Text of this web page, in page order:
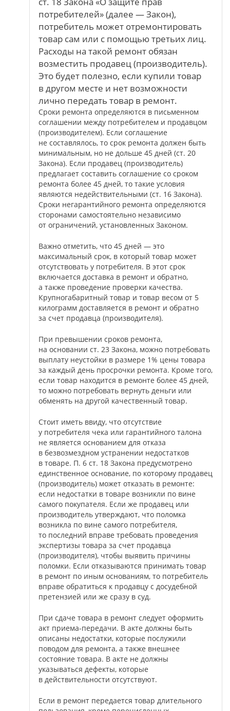
потребителей» (далее — Закон),
потребитель может отремонтировать
товар сам или с помощью третьих лиц.
Расходы на такой ремонт обязан
возместить продавец (производитель).
Это будет полезно, если купили товар
в другом месте и нет возможности
лично передать товар в ремонт.
Сроки ремонта определяются в письменном
соглашении между потребителем и продавцом
(производителем). Если соглашение
не составлялось, то срок ремонта должен быть
минимальным, но не дольше 45 дней (ст. 20
Закона). Если продавец (производитель)
предлагает составить соглашение со сроком
ремонта более 45 дней, то такие условия
являются недействительными (ст. 16 Закона).
Сроки негарантийного ремонта определяются
сторонами самостоятельно независимо
от ограничений, установленных Законом.
Важно отметить, что 45 дней — это
максимальный срок, в который товар может
отсутствовать у потребителя. В этот срок
включается доставка в ремонт и обратно,
а также проведение проверки качества.
Крупногабаритный товар и товар весом от 5
килограмм доставляется в ремонт и обратно
за счет продавца (производителя).
При превышении сроков ремонта,
на основании ст. 23 Закона, можно потребовать
выплату неустойки в размере 1% цены товара
за каждый день просрочки ремонта. Кроме того,
если товар находится в ремонте более 45 дней,
то можно потребовать вернуть деньги или
обменять на другой качественный товар.
Стоит иметь ввиду, что отсутствие
у потребителя чека или гарантийного талона
не является основанием для отказа
в безвозмездном устранении недостатков
в товаре. П. 6 ст. 18 Закона предусмотрено
единственное основание, по которому продавец
(производитель) может отказать в ремонте:
если недостатки в товаре возникли по вине
самого покупателя. Если же продавец или
производитель утверждают, что поломка
возникла по вине самого потребителя,
то последний вправе требовать проведения
экспертизы товара за счет продавца
(производителя), чтобы выявить причины
поломки. Если отказываются принимать товар
в ремонт по иным основаниям, то потребитель
вправе обратиться к продавцу с досудебной
претензией или же сразу в суд.
При сдаче товара в ремонт следует оформить
акт приема-передачи. В акте должны быть
описаны недостатки, которые послужили
поводом для ремонта, а также внешнее
состояние товара. В акте не должны
указываться дефекты, которые
в действительности отсутствуют.
Если в ремонт передается товар длительного